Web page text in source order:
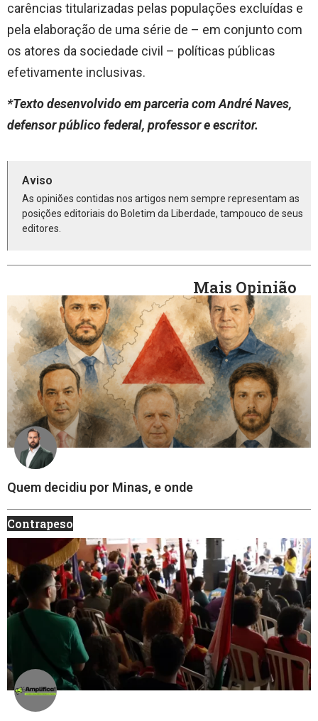
carências titularizadas pelas populações excluídas e
pela elaboração de uma série de – em conjunto com
os atores da sociedade civil – políticas públicas
efetivamente inclusivas.
*Texto desenvolvido em parceria com André Naves,
defensor público federal, professor e escritor.
Aviso
As opiniões contidas nos artigos nem sempre representam as
posições editoriais do Boletim da Liberdade, tampouco de seus
editores.
Mais Opinião
Quem decidiu por Minas, e onde
Contrapeso